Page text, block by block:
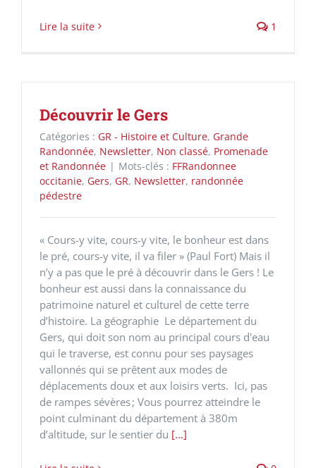
Lire la suite 1
Découvrir le Gers
Catégories : GR - Histoire et Culture, Grande
Randonnée, Newsletter, Non classé, Promenade
et Randonnée | Mots-clés : FFRandonnee
occitanie, Gers, GR, Newsletter, randonnée
pédestre
« Cours-y vite, cours-y vite, le bonheur est dans
le pré, cours-y vite, il va filer » (Paul Fort) Mais il
n’y a pas que le pré à découvrir dans le Gers ! Le
bonheur est aussi dans la connaissance du
patrimoine naturel et culturel de cette terre
d’histoire. La géographie Le département du
Gers, qui doit son nom au principal cours d'eau
qui le traverse, est connu pour ses paysages
vallonnés qui se prêtent aux modes de
déplacements doux et aux loisirs verts. Ici, pas
de rampes sévères ; Vous pourrez atteindre le
point culminant du département à 380m
d’altitude, sur le sentier du [...]